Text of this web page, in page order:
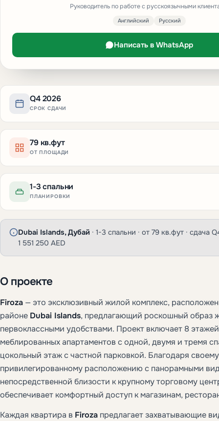
Q4 2026
СРОК СДАЧИ
79 кв.фут
ОТ ПЛОЩАДИ
1-3 спальни
ПЛАНИРОВКИ
Dubai Islands, Дубай · 1-3 спальни · от 79 кв.фут · сдача
1 551 250 AED
О проекте
Firoza — это эксклюзивный жилой комплекс,
районе Dubai Islands, предлагающий роскошный образ
первоклассными удобствами. Проект включает 8
меблированных апартаментов с одной, двумя и тремя
цокольный этаж с частной парковкой. Благодаря своему
привилегированному расположению с панорамными
непосредственной близости к крупному торговому
обеспечивает комфортный доступ к магазинам,
Каждая квартира в Firoza предлагает захватывающие
Руководитель по работе с русскоязычными
Английский Русский
Написать в WhatsApp